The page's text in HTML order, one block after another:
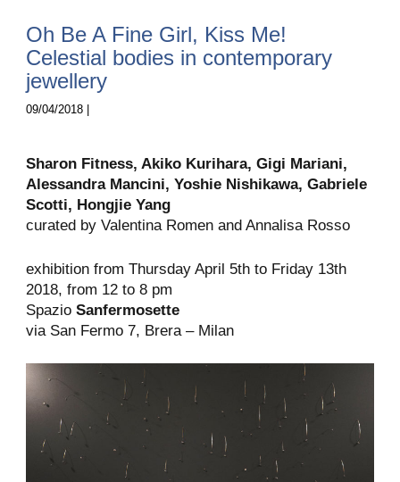
Oh Be A Fine Girl, Kiss Me!
Celestial bodies in contemporary
jewellery
09/04/2018 |
Sharon Fitness, Akiko Kurihara, Gigi Mariani,
Alessandra Mancini, Yoshie Nishikawa, Gabriele
Scotti, HongjieYang
curated by Valentina Romen and Annalisa Rosso
exhibition from Thursday April 5th to Friday 13th
2018, from 12 to 8 pm
Spazio Sanfermosette
via San Fermo 7, Brera – Milan